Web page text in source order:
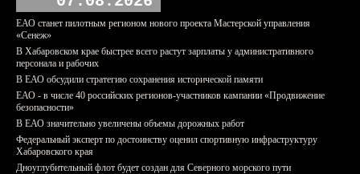
ЕАО станет пилотным регионом нового проекта Мастерской управления
«Сенеж»
В Хабаровском крае быстрее всего растут зарплаты у административного
персонала и рабочих
В ЕАО обсудили стратегию сохранения исторической памяти
ЕАО - в числе 40 российских регионов-участников кампании «Продвижение
безопасности»
В ЕАО значительно увеличены объемы дорожных работ
Федеральный эксперт по достоинству оценил спортивную инфраструктуру
Хабаровского края
Дноуглубительный флот будет создан для Северного морского пути